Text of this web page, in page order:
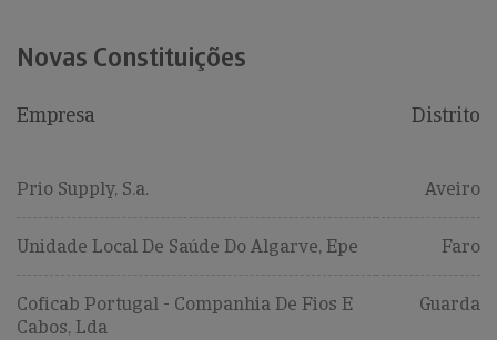
Novas Constituições
Empresa Distrito
Prio Supply, S.a. Aveiro
Unidade Local De Saúde Do Algarve, Epe Faro
Coficab Portugal - Companhia De Fios E
Cabos, Lda
Guarda